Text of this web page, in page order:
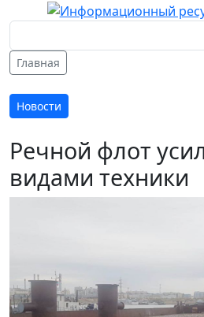
Главная
Новости
Речной флот
видами техники